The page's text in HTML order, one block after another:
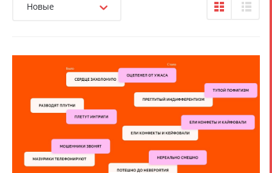
Новые